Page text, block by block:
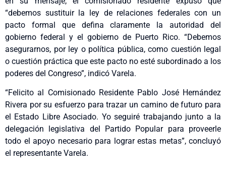
“debemos sustituir la ley de relaciones federales con un
pacto formal que defina claramente la autoridad del
gobierno federal y el gobierno de Puerto Rico. “Debemos
asegurarnos, por ley o política pública, como cuestión legal
o cuestión práctica que este pacto no esté subordinado a los
poderes del Congreso”, indicó Varela.
“Felicito al Comisionado Residente Pablo José Hernández
Rivera por su esfuerzo para trazar un camino de futuro para
el Estado Libre Asociado. Yo seguiré trabajando junto a la
delegación legislativa del Partido Popular para proveerle
todo el apoyo necesario para lograr estas metas”, concluyó
el representante Varela.